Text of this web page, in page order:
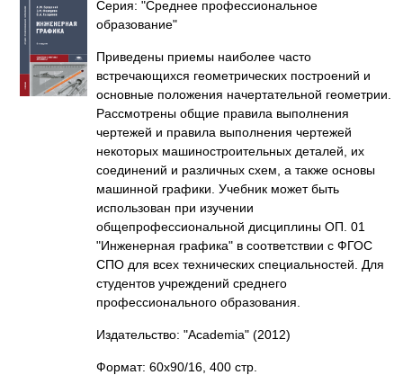
Серия: "Среднее профессиональное
образование"
Приведены приемы наиболее часто
встречающихся геометрических построений и
основные положения начертательной геометрии.
Рассмотрены общие правила выполнения
чертежей и правила выполнения чертежей
некоторых машиностроительных деталей, их
соединений и различных схем, а также основы
машинной графики. Учебник может быть
использован при изучении
общепрофессиональной дисциплины ОП. 01
"Инженерная графика" в соответствии с ФГОС
СПО для всех технических специальностей. Для
студентов учреждений среднего
профессионального образования.
Издательство: "Academia" (2012)
Формат: 60x90/16, 400 стр.